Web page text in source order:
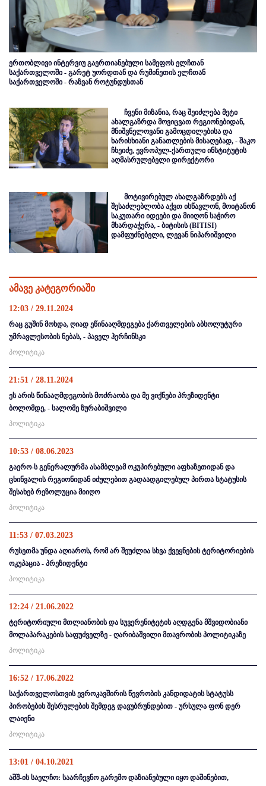
ერთობლივი ინტერვიუ გაერთიანებული სამეფოს ელჩთან
საქართველოში - გარეტ უორდთან და რუმინეთის ელჩთან
საქართველოში - რაზვან როტუნდუსთან
ჩვენი მიზანია, რაც შეიძლება მეტი
ახალგაზრდა მოვიცვათ რეგიონებიდან,
მნიშვნელოვანი გამოცდილებისა და
ხარისხიანი განათლების მისაღებად, - შაკო
ჩხეიძე, ევროპულ-ქართული ინსტიტუტის
აღმასრულებელი დირექტორი
მოტივირებულ ახალგაზრდებს აქ
შესაძლებლობა აქვთ ისწავლონ, მოიტანონ
საკუთარი იდეები და მიიღონ საჭირო
მხარდაჭერა, - ბიტისის (BITISI)
დამფუძნებელი, ლევან ნიპარიშვილი
ამავე კატეგორიაში
12:03 / 29.11.2024
რაც გუშინ მოხდა, ღიად ეწინააღმდეგება ქართველების აბსოლუტური
უმრავლესობის ნებას, - პაველ ჰერჩინსკი
პოლიტიკა
21:51 / 28.11.2024
ეს არის წინააღმდეგობის მოძრაობა და მე ვიქნები პრეზიდენტი
ბოლომდე, - სალომე ზურაბიშვილი
პოლიტიკა
10:53 / 08.06.2023
გაერო-ს გენერალურმა ასამბლეამ ოკუპირებული აფხაზეთიდან და
ცხინვალის რეგიონიდან იძულებით გადაადგილებულ პირთა სტატუსის
შესახებ რეზოლუცია მიიღო
პოლიტიკა
11:53 / 07.03.2023
რუსეთმა უნდა აღიაროს, რომ არ შეუძლია სხვა ქვეყნების ტერიტორიების
ოკუპაცია - პრეზიდენტი
პოლიტიკა
12:24 / 21.06.2022
ტერიტორიული მთლიანობის და სუვერენიტეტის აღდგენა მშვიდობიანი
მოლაპარაკების საფუძველზე - ღარიბაშვილი მთავრობის პოლიტიკაზე
პოლიტიკა
16:52 / 17.06.2022
საქართველოსთვის ევროკავშირის წევრობის კანდიდატის სტატუსს
პირობების შესრულების შემდეგ დავუბრუნდებით - ურსულა ფონ დერ
ლაიენი
პოლიტიკა
13:01 / 04.10.2021
აშშ-ის საელჩო: საარჩევნო გარემო დაზიანებული იყო დაშინებით,